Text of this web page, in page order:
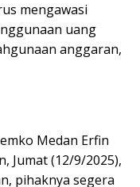
mengawasi
uang
anggaran,
Medan Erfin
Jumat (12/9/2025),
pihaknya segera